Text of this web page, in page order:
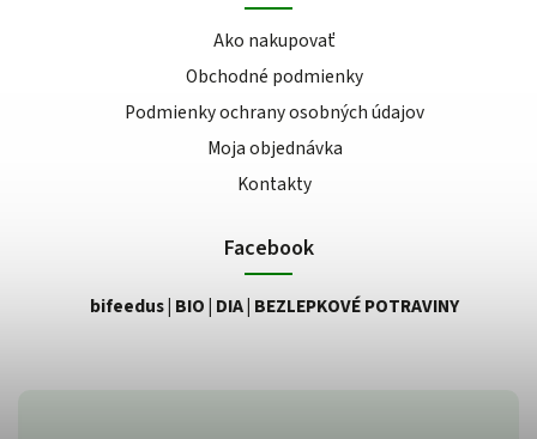
Ako nakupovať
Obchodné podmienky
Podmienky ochrany osobných údajov
Moja objednávka
Kontakty
Facebook
bifeedus | BIO | DIA | BEZLEPKOVÉ POTRAVINY